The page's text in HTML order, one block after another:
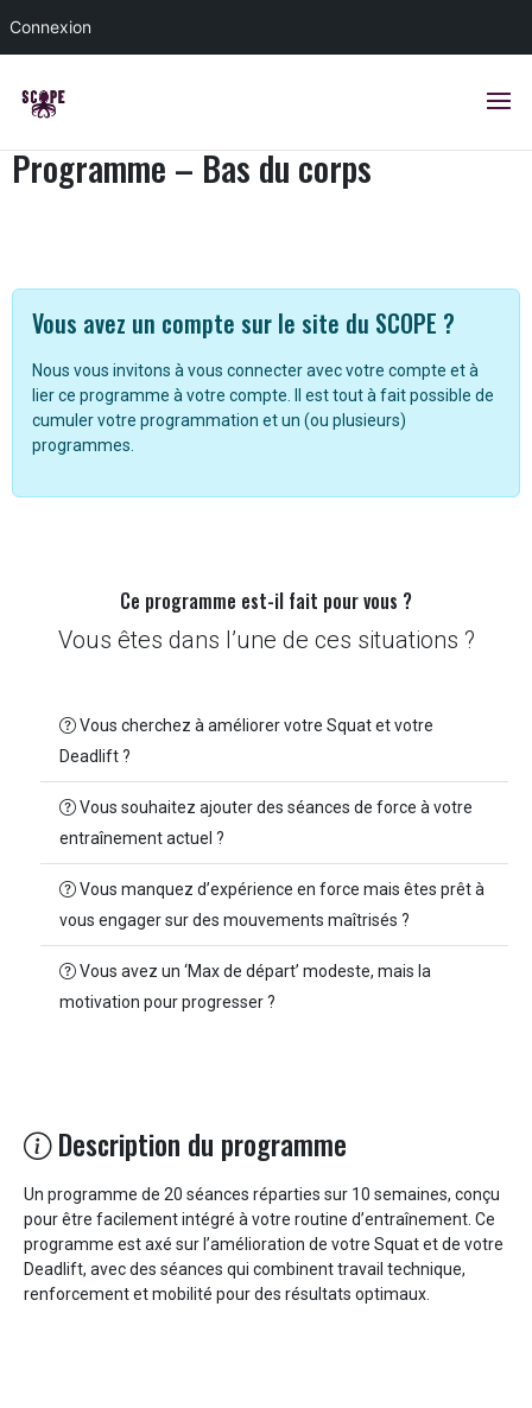
Connexion
Programme – Bas du corps
Vous avez un compte sur le site du SCOPE ?
Nous vous invitons à vous connecter avec votre compte et à
lier ce programme à votre compte. Il est tout à fait possible de
cumuler votre programmation et un (ou plusieurs)
programmes.
Ce programme est-il fait pour vous ?
Vous êtes dans l’une de ces situations ?
Vous cherchez à améliorer votre Squat et votre
Deadlift ?
Vous souhaitez ajouter des séances de force à votre
entraînement actuel ?
Vous manquez d’expérience en force mais êtes prêt à
vous engager sur des mouvements maîtrisés ?
Vous avez un ‘Max de départ’ modeste, mais la
motivation pour progresser ?
Description du programme
Un programme de 20 séances réparties sur 10 semaines, conçu
pour être facilement intégré à votre routine d’entraînement. Ce
programme est axé sur l’amélioration de votre Squat et de votre
Deadlift, avec des séances qui combinent travail technique,
renforcement et mobilité pour des résultats optimaux.